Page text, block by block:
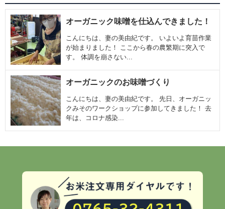
オーガニック味噌を仕込んできました！
こんにちは、妻の美由紀です。 いよいよ育苗作業
が始まりました！ ここから春の農繁期に突入で
す。 体調を崩さない...
オーガニックのお味噌づくり
こんにちは、妻の美由紀です。 先日、オーガニッ
クみそのワークショップに参加してきました！ 去
年は、コロナ感染...